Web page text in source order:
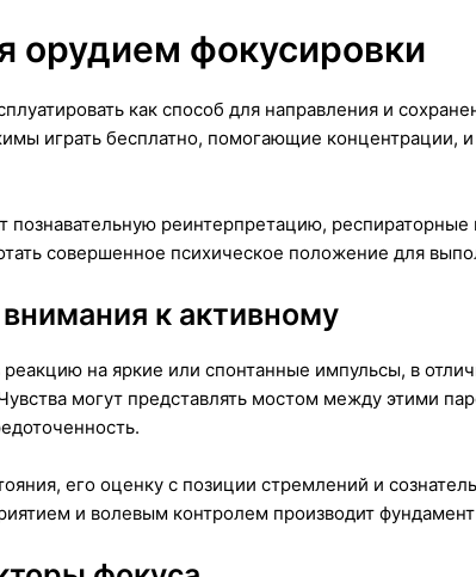
орудием фокусировки
как способ для направления и
играть бесплатно, помогающие концентрации,
реинтерпретацию,
совершенное психическое положение для
к активному
на яркие или спонтанные импульсы, в
могут представлять мостом между этими
его оценку с позиции стремлений и
и волевым контролем производит